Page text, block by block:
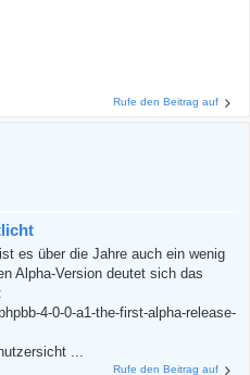
Rufe den Beitrag auf
es über die Jahre auch ein wenig
Alpha-Version deutet sich das
4-0-0-a1-the-first-alpha-release-
...
Rufe den Beitrag auf